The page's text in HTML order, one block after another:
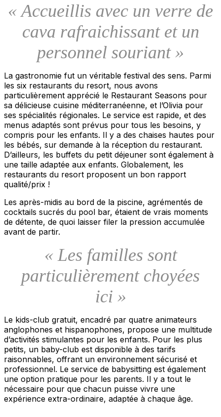
« Accueillis avec un verre de
cava rafraichissant et un
personnel souriant »
La gastronomie fut un véritable festival des sens. Parmi
les six restaurants du resort, nous avons
particulièrement apprécié le Restaurant Seasons pour
sa délicieuse cuisine méditerranéenne, et l’Olivia pour
ses spécialités régionales. Le service est rapide, et des
menus adaptés sont prévus pour tous les besoins, y
compris pour les enfants. Il y a des chaises hautes pour
les bébés, sur demande à la réception du restaurant.
D’ailleurs, les buffets du petit déjeuner sont également à
une taille adaptée aux enfants. Globalement, les
restaurants du resort proposent un bon rapport
qualité/prix !
Les après-midis au bord de la piscine, agrémentés de
cocktails sucrés du pool bar, étaient de vrais moments
de détente, de quoi laisser filer la pression accumulée
avant de partir.
« Les familles sont
particulièrement choyées
ici »
Le kids-club gratuit, encadré par quatre animateurs
anglophones et hispanophones, propose une multitude
d’activités stimulantes pour les enfants. Pour les plus
petits, un baby-club est disponible à des tarifs
raisonnables, offrant un environnement sécurisé et
professionnel. Le service de babysitting est également
une option pratique pour les parents. Il y a tout le
nécessaire pour que chacun puisse vivre une
expérience extra-ordinaire, adaptée à chaque âge.